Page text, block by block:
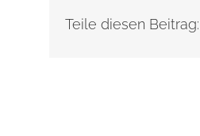
Teile diesen Beitrag: